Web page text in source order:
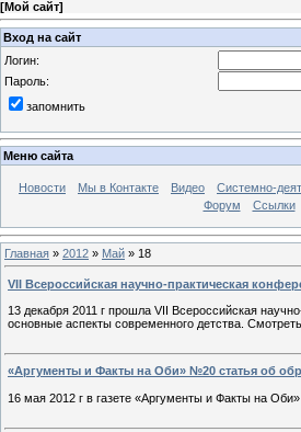
[Мой сайт]
Вход на сайт
Логин:
Пароль:
запомнить
Меню сайта
Новости Мы в Контакте Видео Системно-
Форум
Ссылки
Главная » 2012 » Май » 18
VII Всероссийская научно-практическая
13 декабря 2011 г прошла VII Всероссийская
основные аспекты современного детства.
«Аргументы и Факты на Оби» №20 статья об
16 мая 2012 г в газете «Аргументы и Факты на